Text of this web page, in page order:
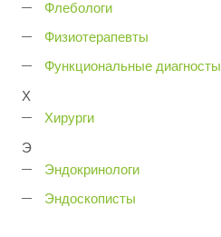
Флебологи
Физиотерапевты
Функциональные диагносты
Х
Хирурги
Э
Эндокринологи
Эндоскописты